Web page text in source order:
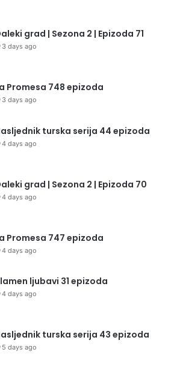
grad | Sezona 2 | Epizoda 71
3 days ago
Promesa 748 epizoda
3 days ago
turska serija 44 epizoda
4 days ago
grad | Sezona 2 | Epizoda 70
4 days ago
Promesa 747 epizoda
4 days ago
ljubavi 31 epizoda
4 days ago
turska serija 43 epizoda
5 days ago